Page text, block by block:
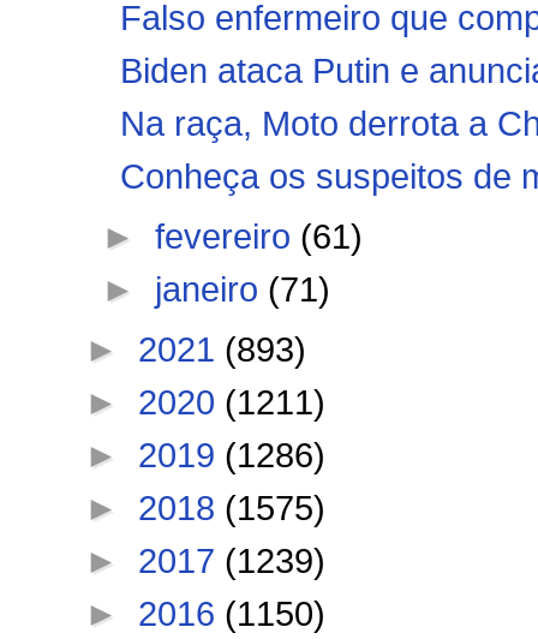
Falso enfermeiro que
Biden ataca Putin e
Na raça, Moto derrota a
Conheça os suspeitos de
►fevereiro (61)
► janeiro (71)
► 2021 (893)
► 2020 (1211)
► 2019 (1286)
► 2018 (1575)
► 2017 (1239)
► 2016 (1150)